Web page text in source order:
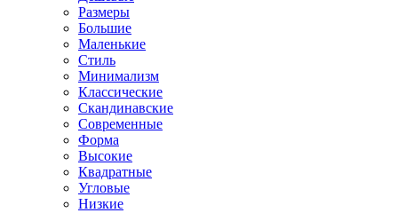
Размеры
Большие
Маленькие
Стиль
Минимализм
Классические
Скандинавские
Современные
Форма
Высокие
Квадратные
Угловые
Низкие